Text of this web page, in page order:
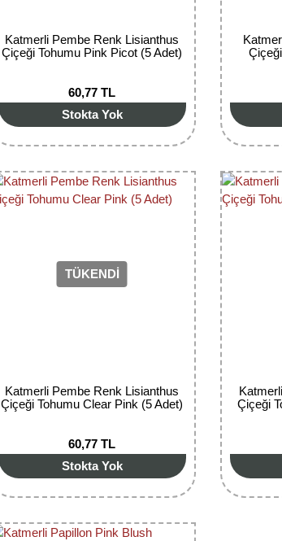
Katmerli Pembe Renk Lisianthus
Çiçeği Tohumu Pink Picot (5 Adet)
60,77 TL
Stokta Yok
TÜKENDİ
Katmerli Pembe Renk Lisianthus
Çiçeği Tohumu Clear Pink (5 Adet)
60,77 TL
Stokta Yok
Çiçeği